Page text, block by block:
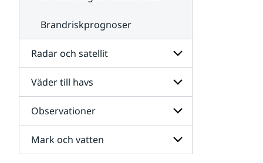
Brandriskprognoser
Radar och satellit
Undersidor
för
Radar
och
satellit
Väder till havs
Undersidor
för
Väder
till
havs
Observationer
Undersidor
för
Mark och vatten